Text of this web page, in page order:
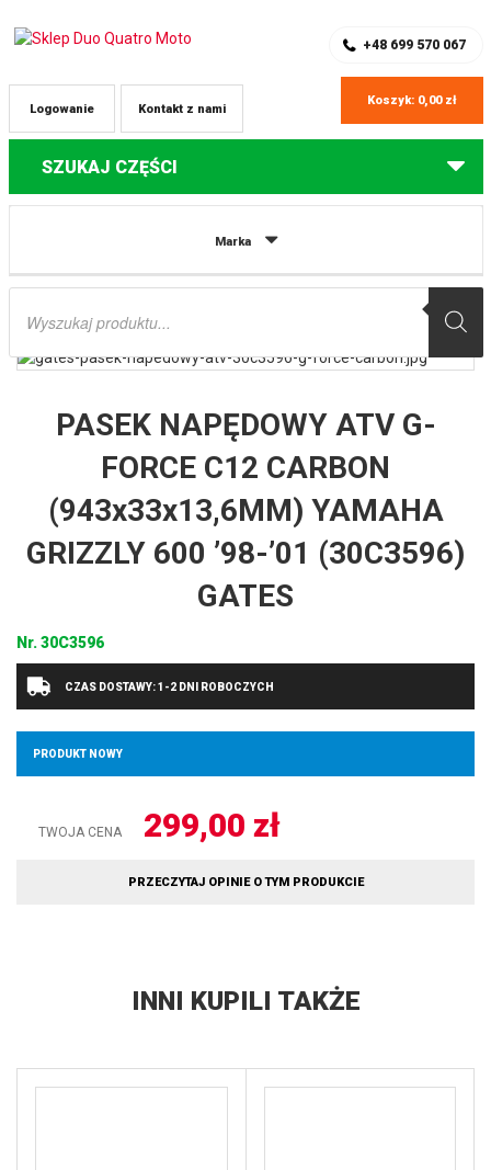
+48 699 570 067
Kontakt z nami
Logowanie
Koszyk: 0,00 zł
SZUKAJ CZĘŚCI
Marka
Wyszukiwarka
Części do quadów Yamaha
(30C3596) GATES
PASEK NAPĘDOWY ATV G-
FORCE C12 CARBON
(943x33x13,6MM) YAMAHA
GRIZZLY 600 ’98-’01 (30C3596)
GATES
Nr.30C3596
CZAS DOSTAWY: 1-2 DNI ROBOCZYCH
PRODUKT NOWY
TWOJA CENA 299,00 zł
PRZECZYTAJ OPINIE O TYM PRODUKCIE
INNI KUPILI TAKŻE